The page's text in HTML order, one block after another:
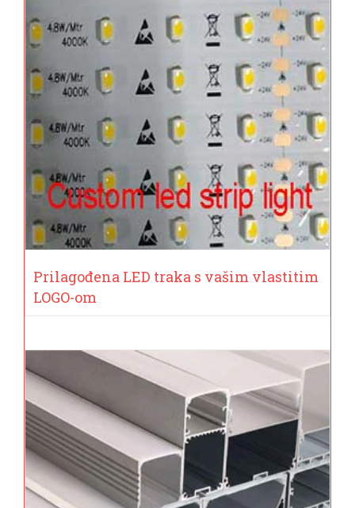
Prilagođena LED traka s vašim vlastitim
LOGO-om